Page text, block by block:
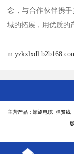
念，与合作伙伴携
域的拓展，用优质的
主营产品：螺旋电缆 弹簧